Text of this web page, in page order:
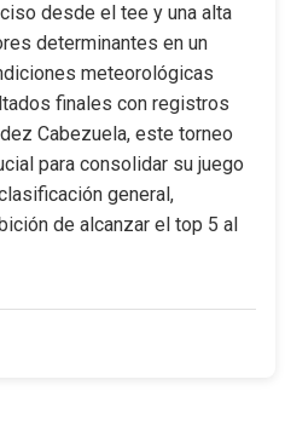
desde el tee y una alta
determinantes en un
meteorológicas
finales con registros
Cabezuela, este torneo
para consolidar su juego
general,
de alcanzar el top 5 al